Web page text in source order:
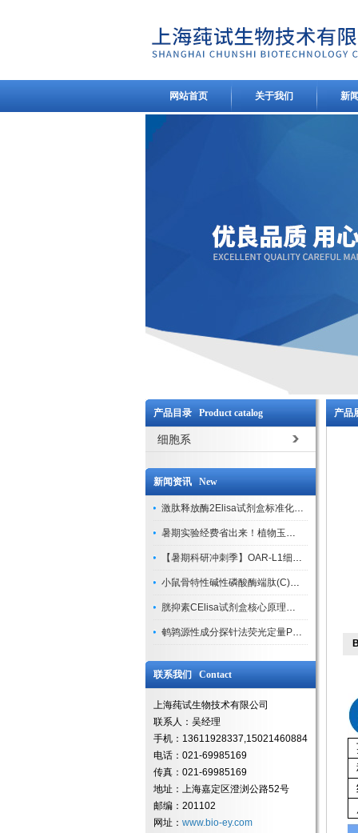
网站首页 关于我们 新
产品目录 Product catalog
细胞系
新闻资讯 New
激肽释放酶2Elisa试剂盒标准化实验操作与质控体系解析
暑期实验经费省出来！植物玉米索核苷（ZR ）elisa酶联免疫试剂盒
【暑期科研冲刺季】OAR-L1细胞专用培养基特惠，助力实验高效突破
小鼠骨特性碱性磷酸酶端肽(C)elisa试剂盒大促，骨科研人速囤
胱抑素CElisa试剂盒核心原理、产品特性与全流程操作规范详解
鹌鹑源性成分探针法荧光定量PCR试剂盒特惠来袭
联系我们 Contact
上海莼试生物技术有限公司
联系人：吴经理
手机：13611928337,15021460884
电话：021-69985169
传真：021-69985169
地址：上海嘉定区澄浏公路52号
邮编：201102
网址： www.bio-ey.com
产品